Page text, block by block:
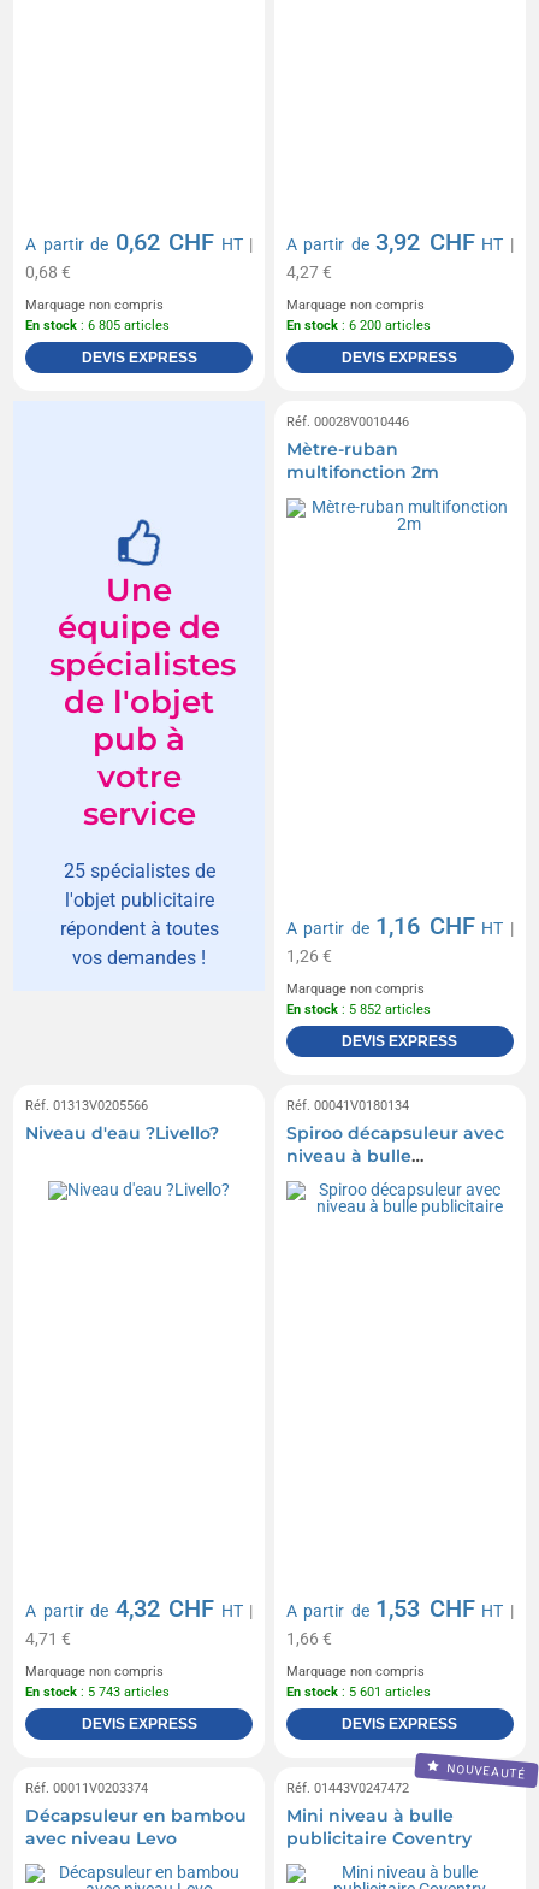
A partir de 0,62 CHF HT|
0,68 €
Marquage non compris
En stock : 6 805 articles
DEVIS EXPRESS
A partir de3,92 CHF HT |
4,27 €
Marquage non compris
En stock : 6 200 articles
DEVIS EXPRESS
Une
équipe de
spécialistes
de l'objet
pub à
votre
service
25 spécialistes de
l'objet publicitaire
répondent à toutes
vos demandes !
Réf. 00028V0010446
Mètre-ruban
multifonction 2m
A partir de 1,16 CHF HT |
1,26 €
Marquage non compris
En stock : 5 852 articles
DEVIS EXPRESS
Réf. 01313V0205566
Niveau d'eau ?Livello?
A partir de 4,32 CHF HT|
4,71 €
Marquage non compris
En stock : 5 743 articles
DEVIS EXPRESS
Réf. 00041V0180134
Spiroo décapsuleur avec
niveau à bulle
publicitaire
A partir de 1,53 CHF HT |
1,66 €
Marquage non compris
En stock : 5 601 articles
DEVIS EXPRESS
Réf. 00011V0203374
Décapsuleur en bambou
avec niveau Levo
NOUVEAUTÉ
Réf. 01443V0247472
Mini niveau à bulle
publicitaire Coventry